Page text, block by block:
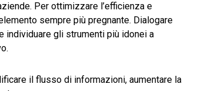
Per ottimizzare l’efficienza e
sempre più pregnante. Dialogare
individuare gli strumenti più idonei a
il flusso di informazioni, aumentare la